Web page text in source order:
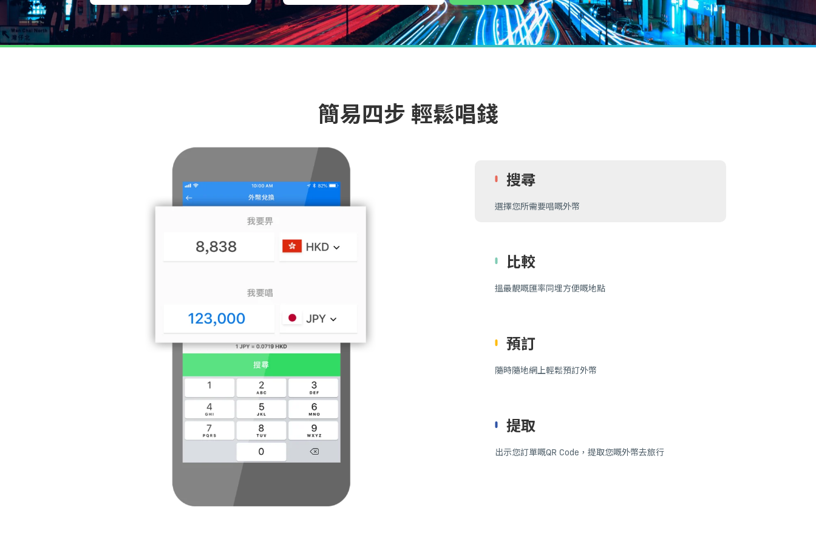
簡易四步 輕鬆唱錢
搜尋
選擇您所需要唱嘅外幣
比較
搵最靚嘅匯率同埋方便嘅地點
預訂
隨時隨地網上輕鬆預訂外幣
提取
出示您訂單嘅QR Code，提取您嘅外幣去旅行